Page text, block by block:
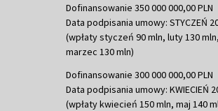
Dofinansowanie 350 000 000,00 PLN
Data podpisania umowy: STYCZEŃ
(wpłaty styczeń 90 mln, luty 130 mln,
marzec 130 mln)
Dofinansowanie 300 000 000,00 PLN
Data podpisania umowy: KWIECIEŃ
(wpłaty kwiecień 150 mln, maj 140